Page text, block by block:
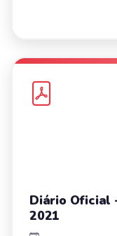
Diário Oficial
2021